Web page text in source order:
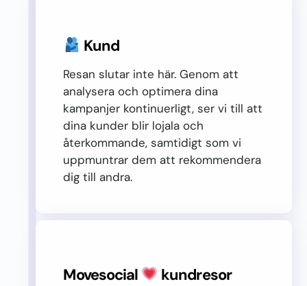
Kund
Resan slutar inte här. Genom att
analysera och optimera dina
kampanjer kontinuerligt, ser vi till att
dina kunder blir lojala och
återkommande, samtidigt som vi
uppmuntrar dem att rekommendera
dig till andra.
Movesocial kundresor